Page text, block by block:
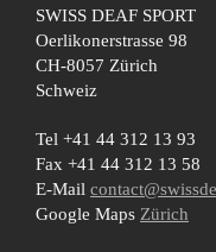
SWISS DEAF SPORT
Oerlikonerstrasse 98
CH-8057 Zürich
Schweiz
Tel +41 44 312 13 93
Fax +41 44 312 13 58
E-Mail
Google Maps Zürich